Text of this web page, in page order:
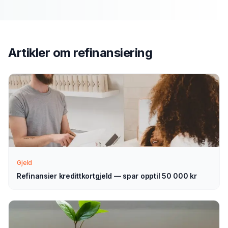
2 Vi tar kontakt
Vi går gjennom forespørselen din og tar kontakt med
veiledning — normalt innen 1–2 virkedager.
3 Velg selv
passer deg — helt uforpliktende.
Tips for å få best muligrefinansiering
Artikler om refinansiering
Gjeld
Refinansier kredittkortgjeld — spar opptil 50 000 kr